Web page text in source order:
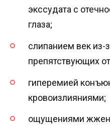
экссудата с
глаза;
слипанием век из-
препятствующих
гиперемией
кровоизлияниями;
ощущениями